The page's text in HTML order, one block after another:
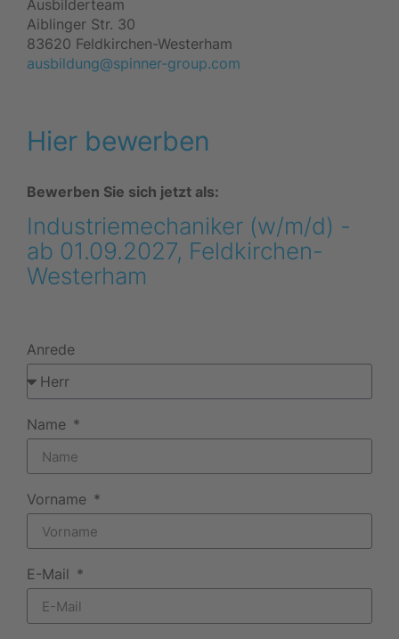
Ausbilderteam
Aiblinger Str. 30
83620 Feldkirchen-Westerham
ausbildung@spinner-group.com
Hier bewerben
Bewerben Sie sich jetzt als:
Industriemechaniker (w/m/d) -
ab 01.09.2027, Feldkirchen-
Westerham
Anrede
Name
Vorname
E-Mail